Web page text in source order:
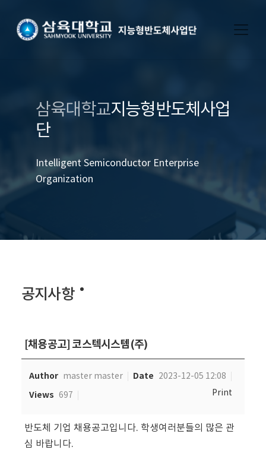
삼육대학교지능형반도체사업
단
Intelligent Semiconductor Enterprise
Organization
공지사항
[채용공고] 코스텍시스템(주)
Author master master Date 2023-12-05 12:08
Views 697 Print
반도체 기업 채용공고입니다. 학생여러분들의 많은 관
심 바랍니다.